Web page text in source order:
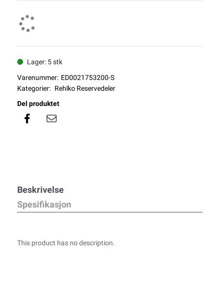
Lager: 5 stk
Varenummer: ED0021753200-S
Kategorier: Rehlko Reservedeler
Del produktet
Beskrivelse
Spesifikasjon
This product has no description.